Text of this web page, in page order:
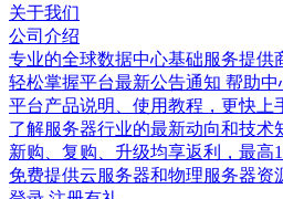
关于我们
公司介绍
专业的全球数据中心基础服务提供
轻松掌握平台最新公告通知 帮助中
平台产品说明、使用教程，更快上
了解服务器行业的最新动向和技术
新购、复购、升级均享返利，最高
免费提供云服务器和物理服务器资